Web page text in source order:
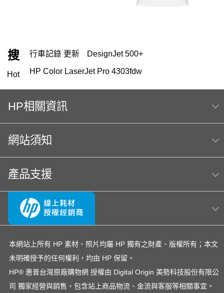
搜
Hot
行車記錄 更新 DesignJet 500+
HP Color LaserJet Pro 4303fdw
OfficeJet Pro 9010 多功能事務機 ｜ 1KR53D
HP 151 119
HP Color Laser jet M856dn A3彩色雷射印表機
m254dw MFP E47528f Hp564
hp Color LaserJet Pro MFP M283fdw 無線雙面觸控彩
OmniBook Ultra Flip 14
OfficeJet 5200 series officejet OfficeJet Pro 8710
hp 14-ep EliteBook rmn hsn 141c-4
DesignJet T650 307 145
4303fdw 碳粉 紙匣 728 雷射印表機
HP相關資訊
網站須知
產品支援
本網站上所有 HP 素材、照片均屬 HP 獨有之財產、版權所有；本文
未明確授予的任何權利，均由 HP 保留。
HP® 惠普台灣原廠購物網 授權由 Digital Origin 美勢科技股份有限公
司 獨家經營與銷售，包含站上商品物流、金流與客服等相關事宜。